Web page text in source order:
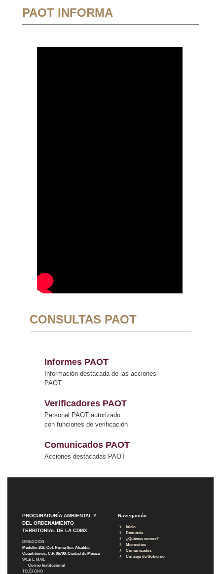
PAOT INFORMA
CONSULTAS PAOT
Informes PAOT
Información destacada de las acciones
PAOT
Verificadores PAOT
Personal PAOT autorizado
con funciones de verificación
Comunicados PAOT
Acciones destacadas PAOT
PROCURADURÍA AMBIENTAL Y
DEL ORDENAMIENTO
TERRITORIAL DE LA CDMX
DIRECCIÓN
Medellín 202, Col. Roma Sur, Alcaldía
Cuauhtémoc, C.P. 06700, Ciudad de México
WEB E-MAIL
Correo Institucional
TELÉFONO
Navegación
Inicio
Denuncia
¿Quiénes somos?
Micrositios
Comunicados
Consejo de Gobierno